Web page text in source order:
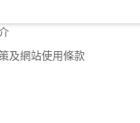
及網站使用條款